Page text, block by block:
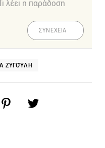
λέει η παράδοση
ΣΥΝΕΧΕΙΑ
ΖΥΓΟΎΛΗ